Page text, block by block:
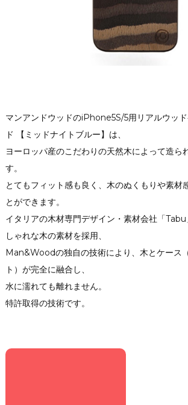
マンアンドウッドのiPhone5S/5用リアルウッ
ド 【ミッドナイトブルー】は、
ヨーロッパ産のこだわりの天然木によって造ら
す。
とてもフィット感も良く、木のぬくもりや素材
とができます。
イタリアの木材専門デザイン・素材会社「
しゃれな木の素材を採用、
Man&Woodの独自の技術により、木とケース
ト）が完全に融合し、
水に濡れても離れません。
特許取得の技術です。